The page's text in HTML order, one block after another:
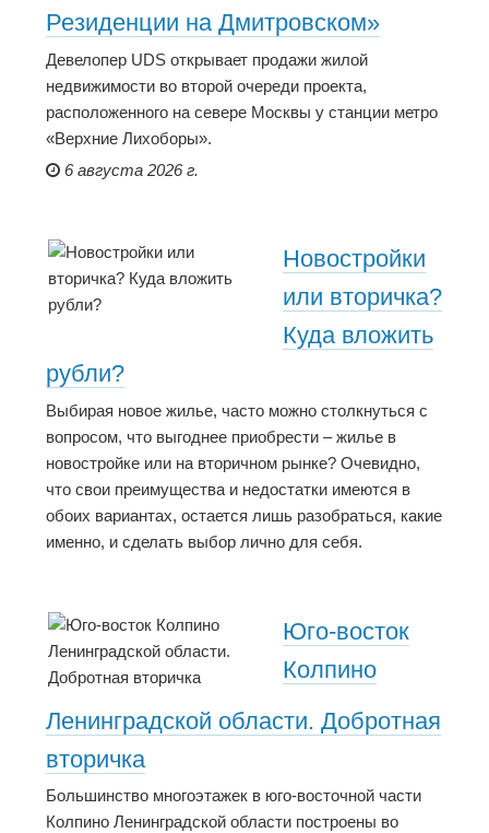
Резиденции на Дмитровском»
Девелопер UDS открывает продажи жилой
недвижимости во второй очереди проекта,
расположенного на севере Москвы у станции метро
«Верхние Лихоборы».
6 августа 2026 г.
Новостройки
или вторичка?
Куда вложить
рубли?
Выбирая новое жилье, часто можно столкнуться с
вопросом, что выгоднее приобрести – жилье в
новостройке или на вторичном рынке? Очевидно,
что свои преимущества и недостатки имеются в
обоих вариантах, остается лишь разобраться, какие
именно, и сделать выбор лично для себя.
Юго-восток
Колпино
Ленинградской области. Добротная
вторичка
Большинство многоэтажек в юго-восточной части
Колпино Ленинградской области построены во